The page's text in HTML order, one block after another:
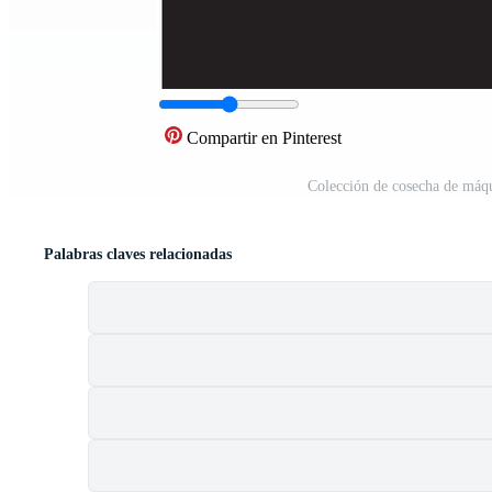
Compartir en Pinterest
Colección de cosecha de
Palabras claves relacionadas